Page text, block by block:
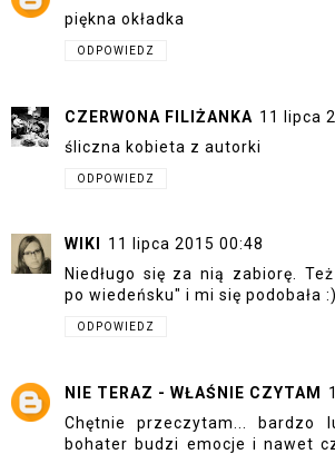
piękna okładka
ODPOWIEDZ
CZERWONA FILIŻANKA 11 lipca
śliczna kobieta z autorki
ODPOWIEDZ
WIKI
11 lipca 2015 00:48
Niedługo się za nią zabiorę.
po wiedeńsku" i mi się podobała :)
ODPOWIEDZ
NIE TERAZ - WŁAŚNIE CZYTAM
Chętnie przeczytam... bardzo
bohater budzi emocje i nawet